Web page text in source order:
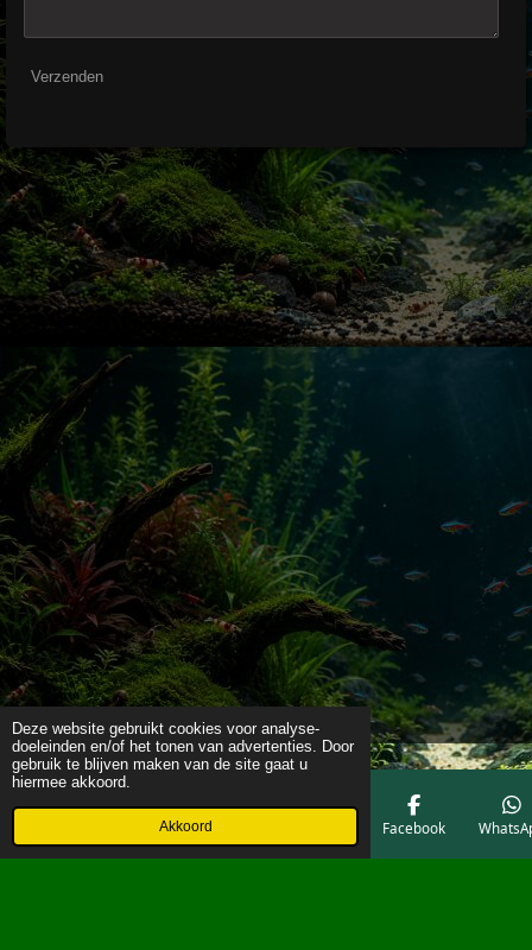
Deze website gebruikt cookies voor analyse-
doeleinden en/of het tonen van advertenties. Door
gebruik te blijven maken van de site gaat u
hiermee akkoord.
Akkoord
Verzenden
Telefoonnummer Facebook